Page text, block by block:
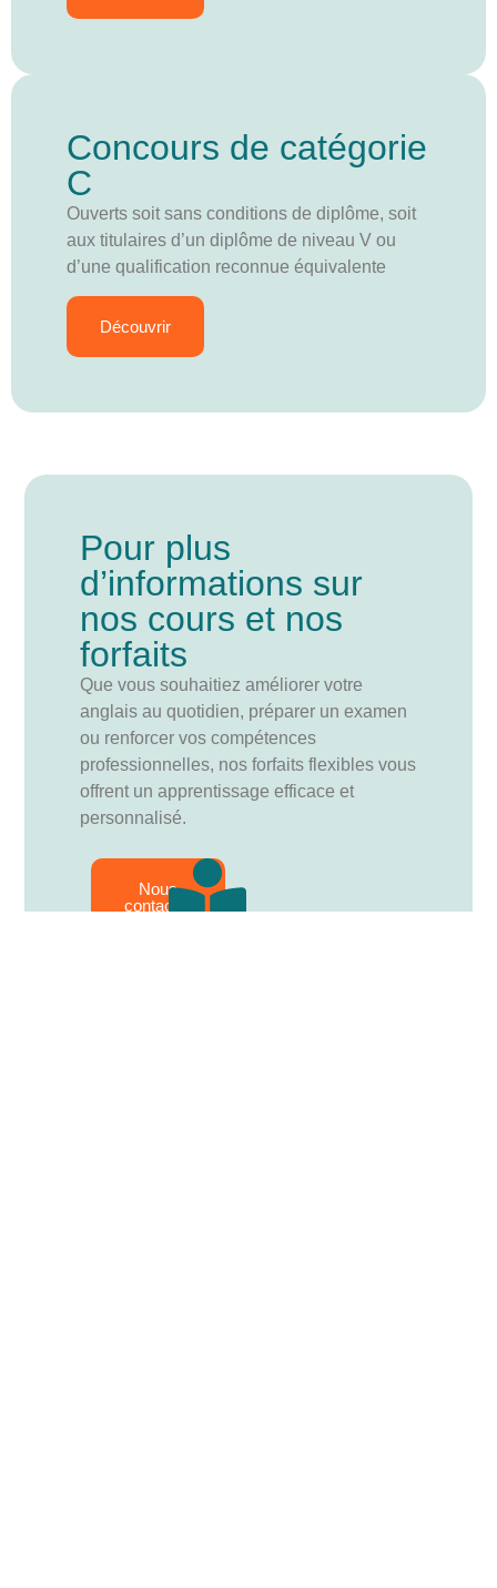
Concours de catégorie
C
Ouverts soit sans conditions de diplôme, soit
aux titulaires d’un diplôme de niveau V ou
d’une qualification reconnue équivalente
Découvrir
Pour plus
d’informations sur
nos cours et nos
forfaits
Que vous souhaitiez améliorer votre
anglais au quotidien, préparer un examen
ou renforcer vos compétences
professionnelles, nos forfaits flexibles vous
offrent un apprentissage efficace et
personnalisé.
Nous
contacter